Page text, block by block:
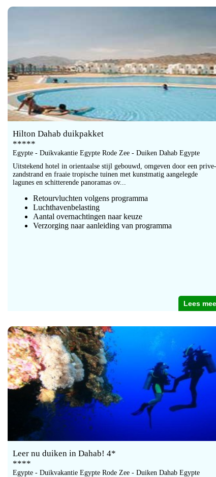
Hilton Dahab duikpakket
*****
Egypte - Duikvakantie Egypte Rode Zee - Duiken Dahab Egypte
Uitstekend hotel in orientaalse stijl gebouwd, omgeven door een prive-
zandstrand en fraaie tropische tuinen met kunstmatig aangelegde
lagunes en schitterende panoramas ov...
Retourvluchten volgens programma
Luchthavenbelasting
Aantal overnachtingen naar keuze
Verzorging naar aanleiding van programma
Lees
Leer nu duiken in Dahab! 4*
****
Egypte - Duikvakantie Egypte Rode Zee - Duiken Dahab Egypte